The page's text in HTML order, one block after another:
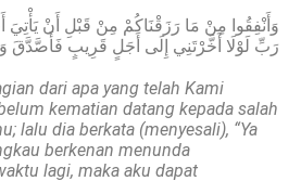
وَأَنْفِقُوا مِنْ مَا رَزَقْنَاكُمْ مِنْ قَبْلِ أَنْ
رَبِّ لَوْلَا أَخَّرْتَنِي إِلَى أَجَلٍ قَرِيبٍ فَأَصَّدَّقَ
dari apa yang telah Kami
kematian datang kepada salah
lalu dia berkata (menyesali), “Ya
berkenan menunda
lagi, maka aku dapat